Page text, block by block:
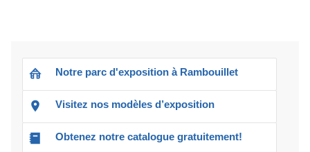
Notre parc d'exposition à Rambouillet
Visitez nos modèles d’exposition
Obtenez notre catalogue gratuitement!